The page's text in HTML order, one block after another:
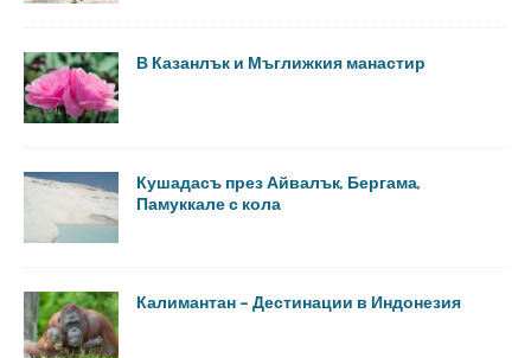
В Казанлък и Мъглижкия манастир
Кушадасъ през Айвалък, Бергама,
Памуккале с кола
Калимантан – Дестинации в Индонезия